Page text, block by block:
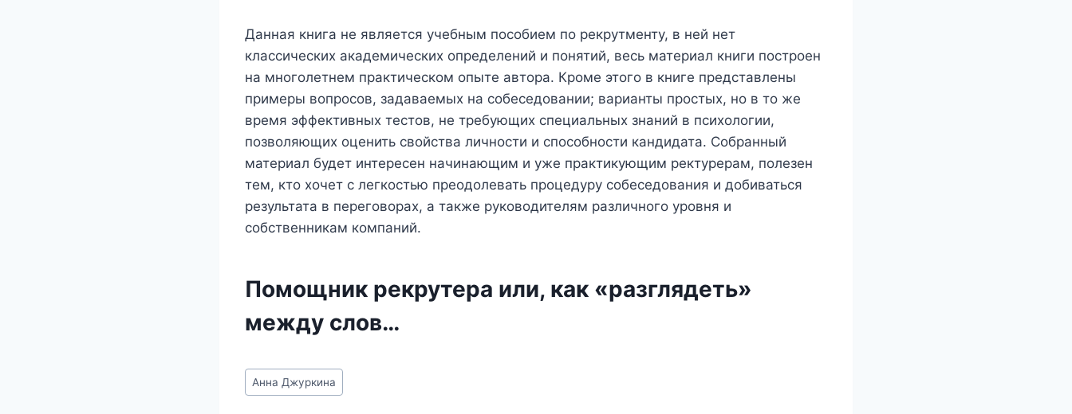
Данная книга не является учебным пособием по рекрутменту, в ней нет
классических академических определений и понятий, весь материал книги построен
на многолетнем практическом опыте автора. Кроме этого в книге представлены
примеры вопросов, задаваемых на собеседовании; варианты простых, но в то же
время эффективных тестов, не требующих специальных знаний в психологии,
позволяющих оценить свойства личности и способности кандидата. Собранный
материал будет интересен начинающим и уже практикующим ректурерам, полезен
тем, кто хочет с легкостью преодолевать процедуру собеседования и добиваться
результата в переговорах, а также руководителям различного уровня и
собственникам компаний.
Помощник рекрутера или, как «разглядеть»
между слов…
Метки
записи:
Анна Джуркина